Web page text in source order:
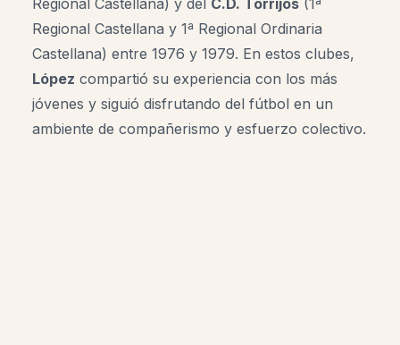
Regional Castellana) y del C.D. Torrijos (1ª
Regional Castellana y 1ª Regional Ordinaria
Castellana) entre 1976 y 1979. En estos clubes,
López compartió su experiencia con los más
jóvenes y siguió disfrutando del fútbol en un
ambiente de compañerismo y esfuerzo colectivo.